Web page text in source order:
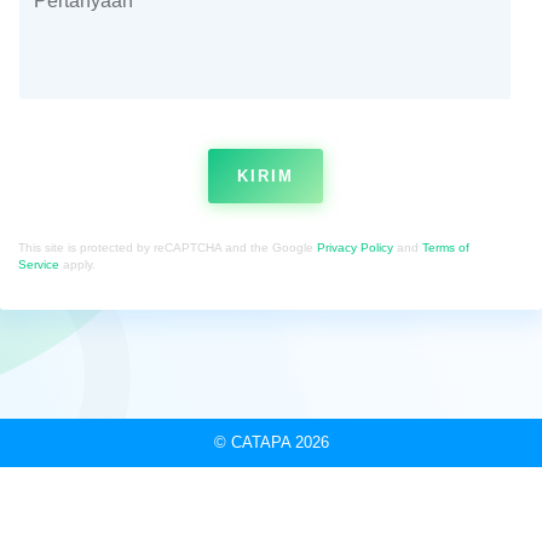
KIRIM
This site is protected by reCAPTCHA and the Google Privacy Policy and Terms of
Service apply.
© CATAPA 2026